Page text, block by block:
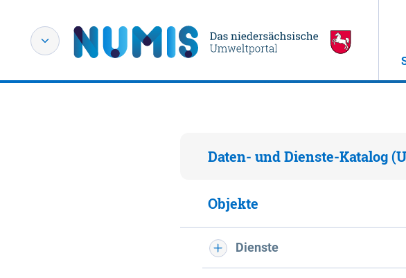
Daten- und Dienste-Katalog
Objekte
Dienste